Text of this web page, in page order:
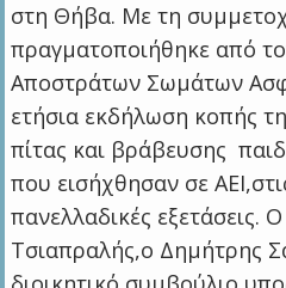
στη Θήβα. Με τη
πραγματοποιήθηκε από
Αποστράτων Σωμάτων
ετήσια εκδήλωση κοπής
πίτας και βράβευσης
που εισήχθησαν σε
πανελλαδικές εξετάσεις.
Τσιαπραλής,ο Δημήτρης